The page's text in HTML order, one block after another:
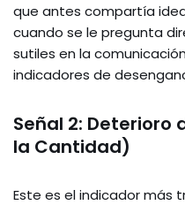
que antes compartía
cuando se le pregunta
sutiles en la
indicadores de
Señal 2: Deterioro
la Cantidad)
Este es el indicador más